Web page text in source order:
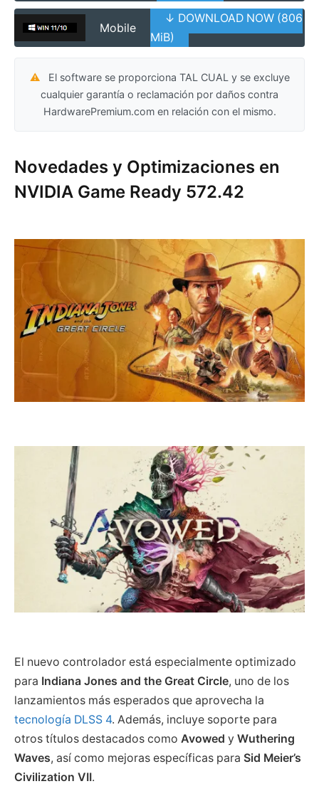
Mobile
↓ DOWNLOAD NOW (806
MiB)
⚠
El software se proporciona TAL CUAL y se excluye
cualquier garantía o reclamación por daños contra
HardwarePremium.com en relación con el mismo.
Novedades y Optimizaciones en
NVIDIA Game Ready 572.42
El nuevo controlador está especialmente optimizado
para Indiana Jones and the Great Circle, uno de los
lanzamientos más esperados que aprovecha la
tecnología DLSS 4. Además, incluye soporte para
otros títulos destacados como Avowed y Wuthering
Waves, así como mejoras específicas para Sid Meier’s
Civilization VII.